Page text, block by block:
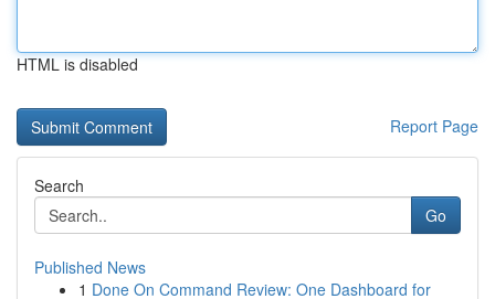
HTML is disabled
Report Page
Search
Go
Published News
1 Done On Command Review: One Dashboard for